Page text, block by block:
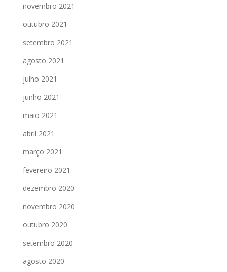
novembro 2021
outubro 2021
setembro 2021
agosto 2021
julho 2021
junho 2021
maio 2021
abril 2021
março 2021
fevereiro 2021
dezembro 2020
novembro 2020
outubro 2020
setembro 2020
agosto 2020